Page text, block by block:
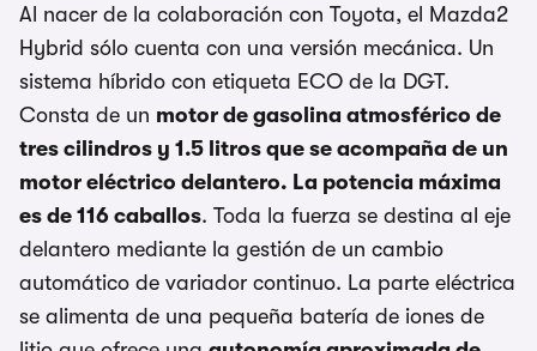
Al nacer de la colaboración con Toyota, el Mazda2
Hybrid sólo cuenta con una versión mecánica. Un
sistema híbrido con etiqueta ECO de la DGT.
Consta de un motor de gasolina atmosférico de
tres cilindros y 1.5 litros que se acompaña de un
motor eléctrico delantero. La potencia máxima
es de 116 caballos. Toda la fuerza se destina al eje
delantero mediante la gestión de un cambio
automático de variador continuo. La parte eléctrica
se alimenta de una pequeña batería de iones de